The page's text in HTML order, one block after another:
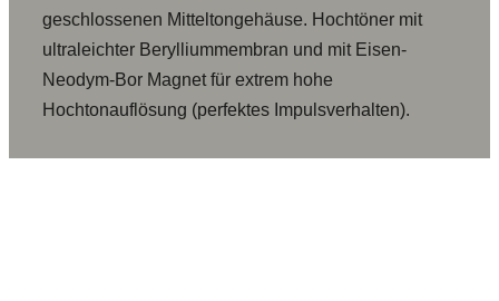
geschlossenen Mitteltongehäuse. Hochtöner mit
ultraleichter Berylliummembran und mit Eisen-
Neodym-Bor Magnet für extrem hohe
Hochtonauflösung (perfektes Impulsverhalten).